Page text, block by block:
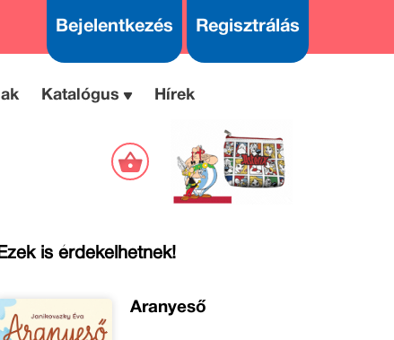
Bejelentkezés Regisztrálás
Katalógus Hírek
Ezek is érdekelhetnek!
Aranyeső